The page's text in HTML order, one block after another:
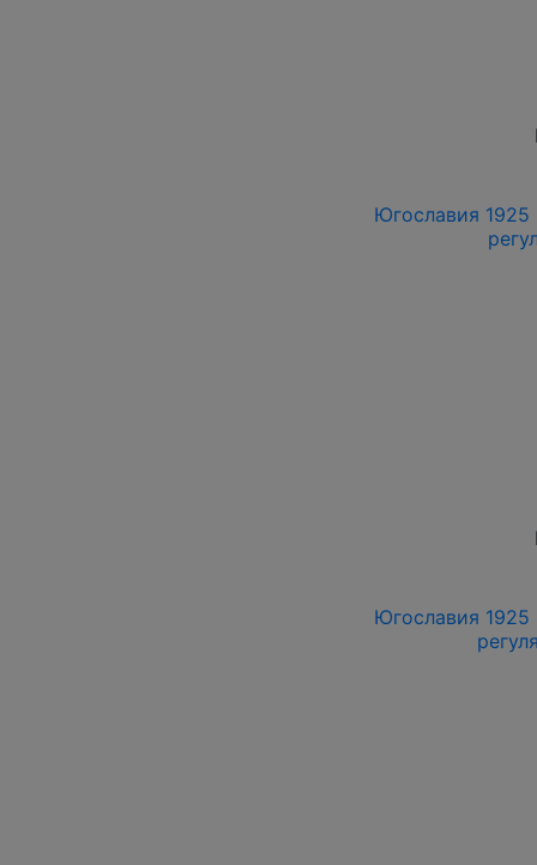
Югославия 1925
Югославия 1925